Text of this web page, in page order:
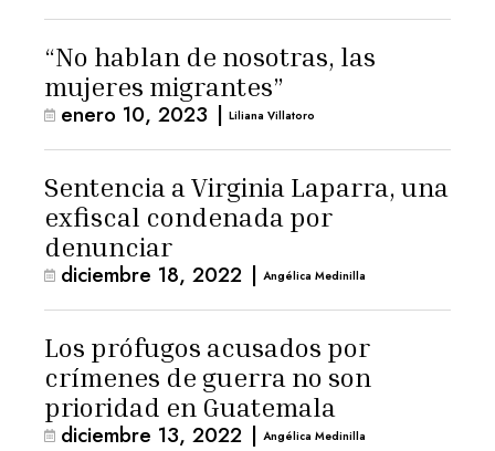
“No hablan de nosotras, las
mujeres migrantes”
enero 10, 2023 | Liliana Villatoro
Sentencia a Virginia Laparra, una
exfiscal condenada por
denunciar
diciembre 18, 2022 | Angélica Medinilla
Los prófugos acusados por
crímenes de guerra no son
prioridad en Guatemala
diciembre 13, 2022 | Angélica Medinilla